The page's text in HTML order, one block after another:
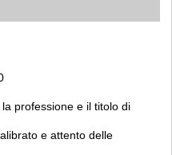
professione e il titolo di
e attento delle